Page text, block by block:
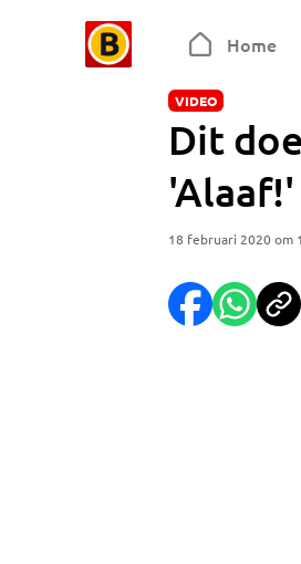
Home
VIDEO
Dit
18 februari 2020 om